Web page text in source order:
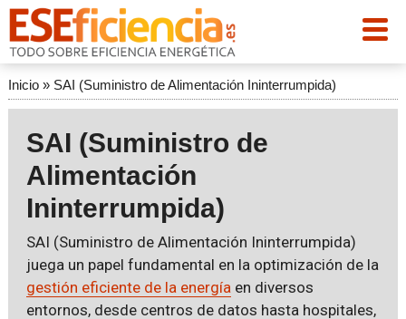
Inicio» SAI (Suministro de Alimentación Ininterrumpida)
SAI (Suministro de
Alimentación
Ininterrumpida)
SAI (Suministro de Alimentación Ininterrumpida)
juega un papel fundamental en la optimización de la
gestión eficiente de la energíaen diversos
entornos, desde centros de datos hasta hospitales,